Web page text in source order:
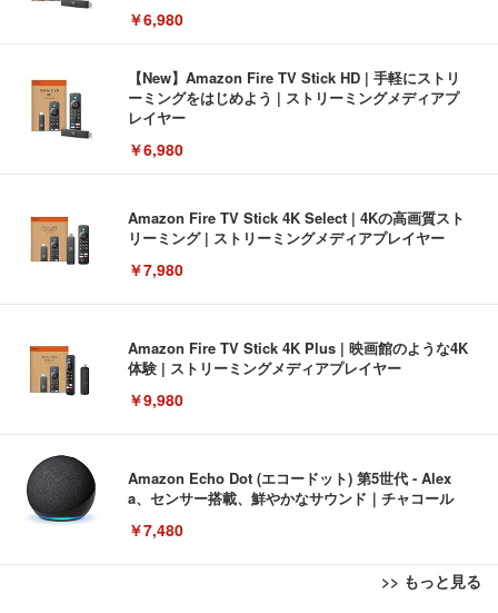
￥6,980
【New】Amazon Fire TV Stick HD | 手軽にストリ
ーミングをはじめよう | ストリーミングメディアプ
レイヤー
￥6,980
Amazon Fire TV Stick 4K Select | 4Kの高画質スト
リーミング | ストリーミングメディアプレイヤー
￥7,980
Amazon Fire TV Stick 4K Plus | 映画館のような4K
体験 | ストリーミングメディアプレイヤー
￥9,980
Amazon Echo Dot (エコードット) 第5世代 - Alex
a、センサー搭載、鮮やかなサウンド｜チャコール
￥7,480
>> もっと見る